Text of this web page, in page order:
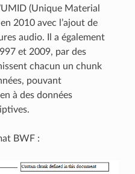
(Unique Material
2010 avec l’ajout de
audio. Il a également
et 2009, par des
chacun un chunk
pouvant
à des données
BWF :